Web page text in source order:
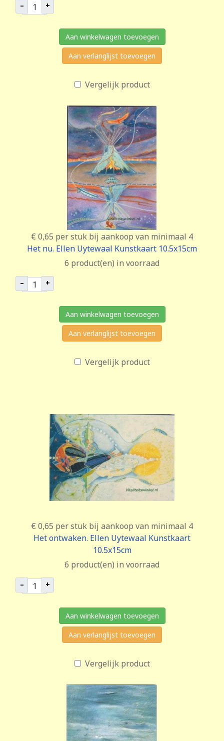
– +
Aan winkelwagen toevoegen
Aan verlanglijst toevoegen
Vergelijk product
€ 0,65 per stuk bij aankoop van minimaal 4
Het nu. Ellen Uytewaal Kunstkaart 10.5x15cm
6 product(en) in voorraad
– +
Aan winkelwagen toevoegen
Aan verlanglijst toevoegen
Vergelijk product
€ 0,65 per stuk bij aankoop van minimaal 4
Het ontwaken. Ellen Uytewaal Kunstkaart
10.5x15cm
6 product(en) in voorraad
– +
Aan winkelwagen toevoegen
Aan verlanglijst toevoegen
Vergelijk product